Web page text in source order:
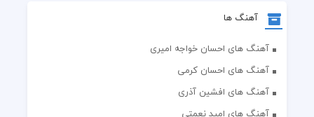
آهنگ ها
آهنگ های احسان خواجه امیری
آهنگ های احسان کرمی
آهنگ های افشین آذری
آهنگ های امید نعمتی